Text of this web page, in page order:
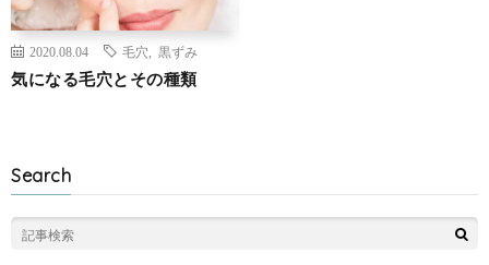
2020.08.04 毛穴 黒ずみ
気になる毛穴とその種類
Search